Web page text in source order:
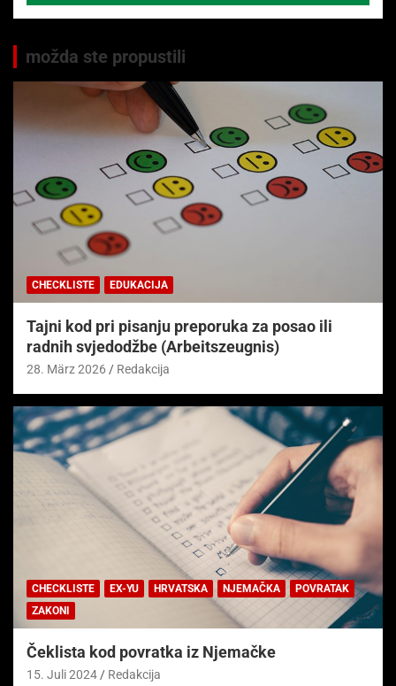
možda ste propustili
CHECKLISTE EDUKACIJA
Tajni kod pri pisanju preporuka za posao ili
radnih svjedodžbe (Arbeitszeugnis)
28. März 2026 Redakcija
CHECKLISTE EX-YU HRVATSKA NJEMAČKA
POVRATAK
ZAKONI
Čeklista kod povratka iz Njemačke
15. Juli 2024 Redakcija